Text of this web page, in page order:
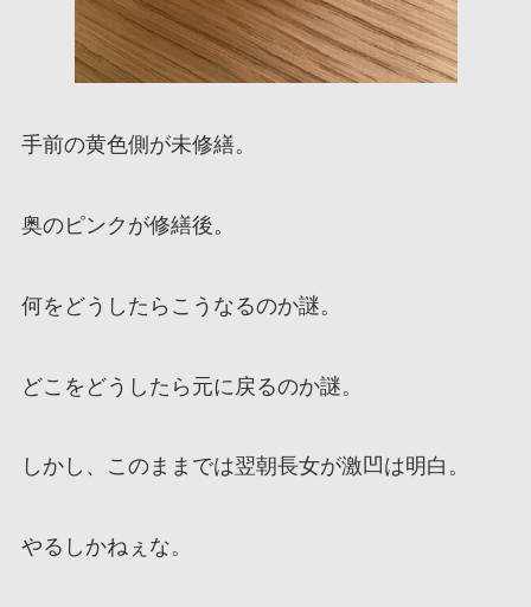
手前の黄色側が未修繕。
奥のピンクが修繕後。
何をどうしたらこうなるのか謎。
どこをどうしたら元に戻るのか謎。
しかし、このままでは翌朝長女が激凹は明白。
やるしかねぇな。